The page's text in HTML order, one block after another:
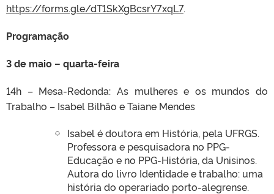
https://forms.gle/dT1SkXgBcsrY7xqL7.
Programação
3 de maio – quarta-feira
14h – Mesa-Redonda: As mulheres e os mundos do
Trabalho – Isabel Bilhão e Taiane Mendes
Isabel é doutora em História, pela UFRGS.
Professora e pesquisadora no PPG-
Educação e no PPG-História, da Unisinos.
Autora do livro Identidade e trabalho: uma
história do operariado porto-alegrense.